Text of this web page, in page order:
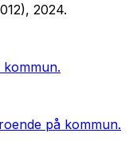
2024.
på kommun.